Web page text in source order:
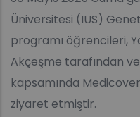
Üniversitesi (IUS)
programı öğrencileri,
Akçeşme tarafından
kapsamında
ziyaret etmiştir.